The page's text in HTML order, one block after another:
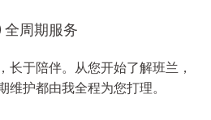
全周期服务
长于陪伴。从您开始了解班兰，
维护都由我全程为您打理。